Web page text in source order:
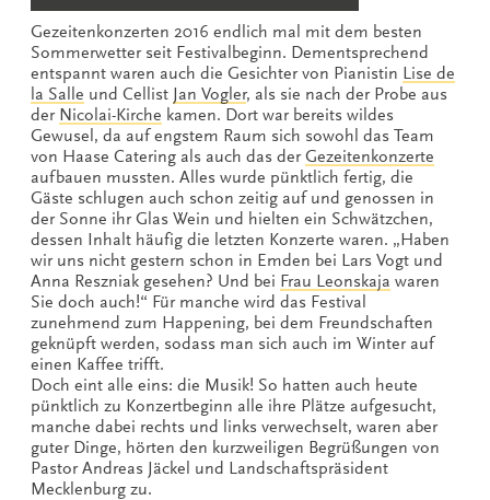
Gezeitenkonzerten 2016 endlich mal mit dem besten
Sommerwetter seit Festivalbeginn. Dementsprechend
entspannt waren auch die Gesichter von Pianistin Lise de
la Salle und Cellist Jan Vogler, als sie nach der Probe aus
der Nicolai-Kirche kamen. Dort war bereits wildes
Gewusel, da auf engstem Raum sich sowohl das Team
von Haase Catering als auch das derGezeitenkonzerte
aufbauen mussten. Alles wurde pünktlich fertig, die
Gäste schlugen auch schon zeitig auf und genossen in
der Sonne ihr Glas Wein und hielten ein Schwätzchen,
dessen Inhalt häufig die letzten Konzerte waren. „Haben
wir uns nicht gestern schon in Emden bei Lars Vogt und
Anna Reszniak gesehen? Und bei Frau Leonskaja waren
Sie doch auch!“ Für manche wird das Festival
zunehmend zum Happening, bei dem Freundschaften
geknüpft werden, sodass man sich auch im Winter auf
einen Kaffee trifft.
Doch eint alle eins: die Musik! So hatten auch heute
pünktlich zu Konzertbeginn alle ihre Plätze aufgesucht,
manche dabei rechts und links verwechselt, waren aber
guter Dinge, hörten den kurzweiligen Begrüßungen von
Pastor Andreas Jäckel und Landschaftspräsident
Mecklenburg zu.